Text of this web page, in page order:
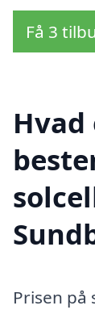
Få 3
Prisen på